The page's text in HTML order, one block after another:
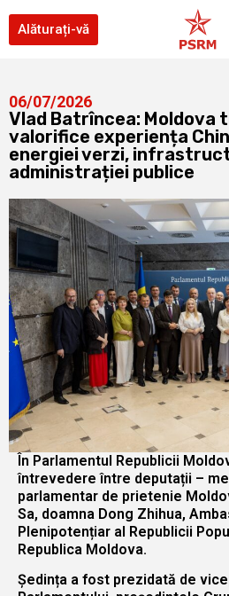
Alăturați-vă
06/07/2026
Vlad Batrîncea: Moldova
valorifice experiența
energiei verzi,
administrației publice
În Parlamentul Republicii
întrevedere între deputații –
parlamentar de prietenie
Sa, doamna Dong Zhihua,
Plenipotențiar al Republicii
Republica Moldova.
Ședința a fost prezidată de